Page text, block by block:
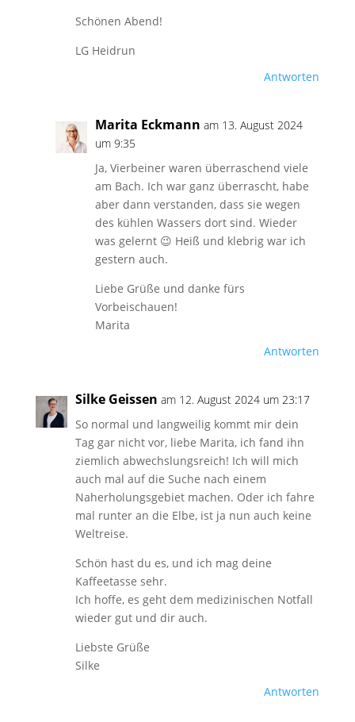
Schönen Abend!
LG Heidrun
Antworten
Marita Eckmann am 13. August 2024
um 9:35
Ja, Vierbeiner waren überraschend viele
am Bach. Ich war ganz überrascht, habe
aber dann verstanden, dass sie wegen
des kühlen Wassers dort sind. Wieder
was gelernt 😉 Heiß und klebrig war ich
gestern auch.
Liebe Grüße und danke fürs
Vorbeischauen!
Marita
Antworten
Silke Geissen am 12. August 2024 um 23:17
So normal und langweilig kommt mir dein
Tag gar nicht vor, liebe Marita, ich fand ihn
ziemlich abwechslungsreich! Ich will mich
auch mal auf die Suche nach einem
Naherholungsgebiet machen. Oder ich fahre
mal runter an die Elbe, ist ja nun auch keine
Weltreise.
Schön hast du es, und ich mag deine
Kaffeetasse sehr.
Ich hoffe, es geht dem medizinischen Notfall
wieder gut und dir auch.
Liebste Grüße
Silke
Antworten